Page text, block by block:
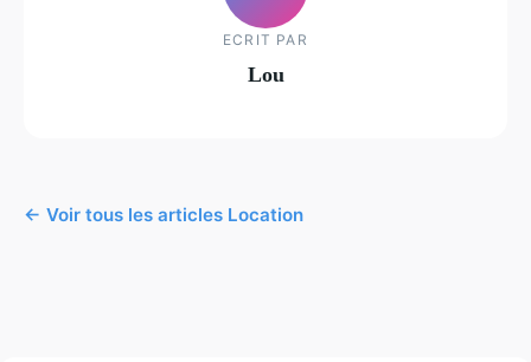
ECRIT PAR
Lou
← Voir tous les articles Location